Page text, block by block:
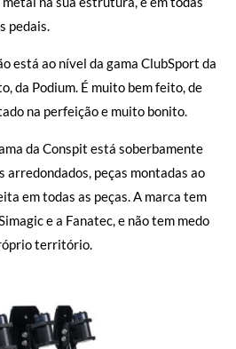
pedais.
está ao nível da gama ClubSport da
da Podium. É muito bem feito, de
na perfeição e muito bonito.
da Conspit está soberbamente
arredondados, peças montadas ao
em todas as peças. A marca tem
e a Fanatec, e não tem medo
território.